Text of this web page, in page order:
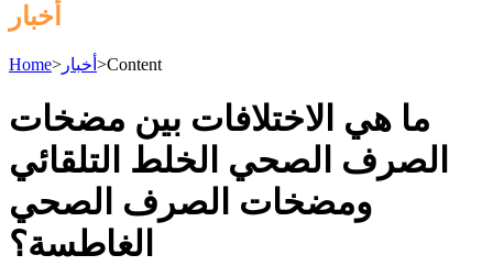
أخبار
Home> أخبار >Content
ما هي الاختلافات بين مضخات
الصرف الصحي الخلط التلقائي
ومضخات الصرف الصحي
الغاطسة؟